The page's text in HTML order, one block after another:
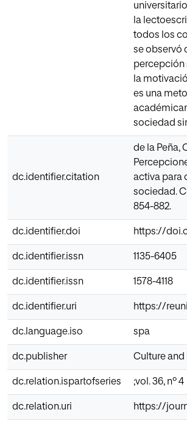
la
todos los
se observó
percepción
la
es una
sociedad
dc.identifier.citation
de la Peña,
activa para
sociedad.
854-882.
dc.identifier.doi https://
dc.identifier.issn 1135-6405
dc.identifier.issn 1578-4118
dc.identifier.uri https://
dc.language.iso spa
dc.publisher Culture and
dc.relation.ispartofseries ;vol. 36, nº 4
dc.relation.uri https://